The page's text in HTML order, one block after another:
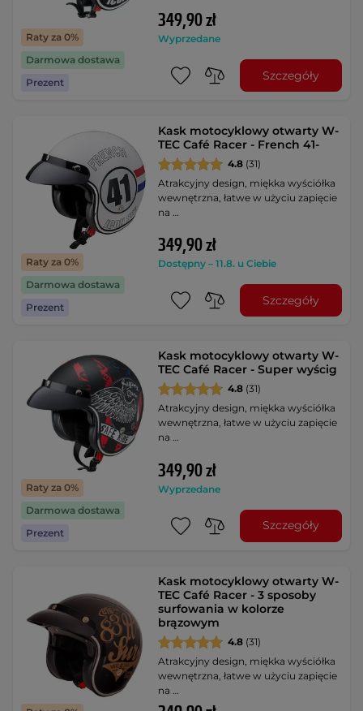
Raty za 0%
Darmowa dostawa
Prezent
349,90 zł
Wyprzedane
Szczegóły
Raty za 0%
Darmowa dostawa
Prezent
Kask motocyklowy otwarty W-
TEC Café Racer - French 41-
4.8 (31)
Atrakcyjny design, miękka wyściółka
wewnętrzna, łatwe w użyciu zapięcie
na …
349,90 zł
Dostępny – 11.8. u Ciebie
Szczegóły
Raty za 0%
Darmowa dostawa
Prezent
Kask motocyklowy otwarty W-
TEC Café Racer - Super wyścig
4.8 (31)
Atrakcyjny design, miękka wyściółka
wewnętrzna, łatwe w użyciu zapięcie
na …
349,90 zł
Wyprzedane
Szczegóły
Kask motocyklowy otwarty W-
TEC Café Racer - 3 sposoby
surfowania w kolorze
brązowym
4.8 (31)
Atrakcyjny design, miękka wyściółka
wewnętrzna, łatwe w użyciu zapięcie
na …